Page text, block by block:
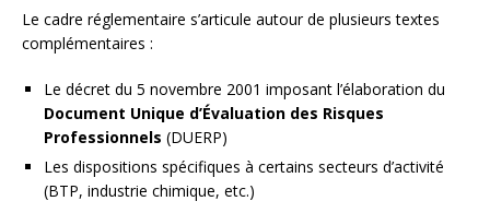
Le cadre réglementaire s’articule autour de plusieurs textes
complémentaires :
Le décret du 5 novembre 2001 imposant l’élaboration du
Document Unique d’Évaluation des Risques
Professionnels (DUERP)
Les dispositions spécifiques à certains secteurs d’activité
(BTP, industrie chimique, etc.)